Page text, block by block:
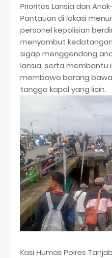
​Prioritas Lansia dan
​Pantauan di lokasi
personel kepolisian
menyambut
sigap menggendong
lansia, serta membantu
membawa barang
tangga kapal yang licin.
​Kasi Humas Polres